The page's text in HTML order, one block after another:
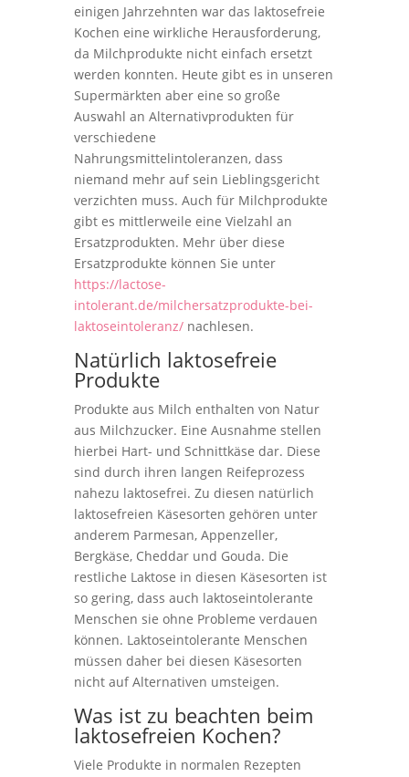
einigen Jahrzehnten war das laktosefreie
Kochen eine wirkliche Herausforderung,
da Milchprodukte nicht einfach ersetzt
werden konnten. Heute gibt es in unseren
Supermärkten aber eine so große
Auswahl an Alternativprodukten für
verschiedene
Nahrungsmittelintoleranzen, dass
niemand mehr auf sein Lieblingsgericht
verzichten muss. Auch für Milchprodukte
gibt es mittlerweile eine Vielzahl an
Ersatzprodukten. Mehr über diese
Ersatzprodukte können Sie unter
https://lactose-
intolerant.de/milchersatzprodukte-bei-
laktoseintoleranz/nachlesen.
Natürlich laktosefreie
Produkte
Produkte aus Milch enthalten von Natur
aus Milchzucker. Eine Ausnahme stellen
hierbei Hart- und Schnittkäse dar. Diese
sind durch ihren langen Reifeprozess
nahezu laktosefrei. Zu diesen natürlich
laktosefreien Käsesorten gehören unter
anderem Parmesan, Appenzeller,
Bergkäse, Cheddar und Gouda. Die
restliche Laktose in diesen Käsesorten ist
so gering, dass auch laktoseintolerante
Menschen sie ohne Probleme verdauen
können. Laktoseintolerante Menschen
müssen daher bei diesen Käsesorten
nicht auf Alternativen umsteigen.
Was ist zu beachten beim
laktosefreien Kochen?
Viele Produkte in normalen Rezepten